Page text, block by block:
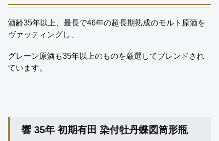
酒齢35年以上、最長で46年の超長期熟成のモルト原酒を
ヴァッティングし、
グレーン原酒も35年以上のものを厳選してブレンドされ
ています。
響 35年 初期有田 染付牡丹蝶図筒形瓶